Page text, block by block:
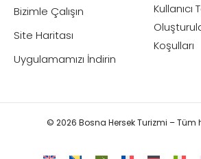
Bizimle Çalışın
Site Haritası
Uygulamamızı İndirin
Kullanıcı
Koşulları
© 2026 Bosna Hersek Turizmi – Tüm